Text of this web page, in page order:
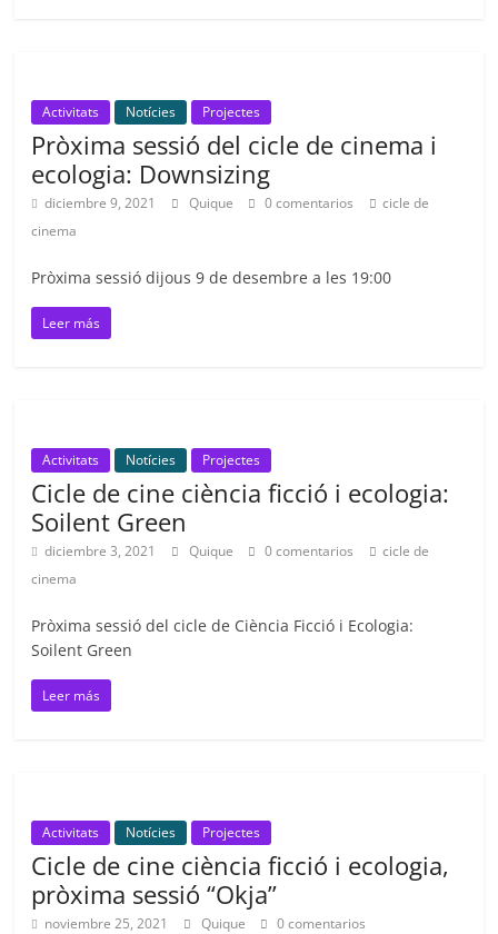
Activitats Notícies Projectes
Pròxima sessió del cicle de cinema i
ecologia: Downsizing
diciembre 9, 2021 Quique 0 comentarios
cicle de
cinema
Pròxima sessió dijous 9 de desembre a les 19:00
Leer más
Activitats Notícies Projectes
Cicle de cine ciència ficció i ecologia:
Soilent Green
diciembre 3, 2021 Quique 0 comentarios
cicle de
cinema
Pròxima sessió del cicle de Ciència Ficció i Ecologia:
Soilent Green
Leer más
Activitats Notícies Projectes
Cicle de cine ciència ficció i ecologia,
pròxima sessió “Okja”
noviembre 25, 2021 Quique 0 comentarios